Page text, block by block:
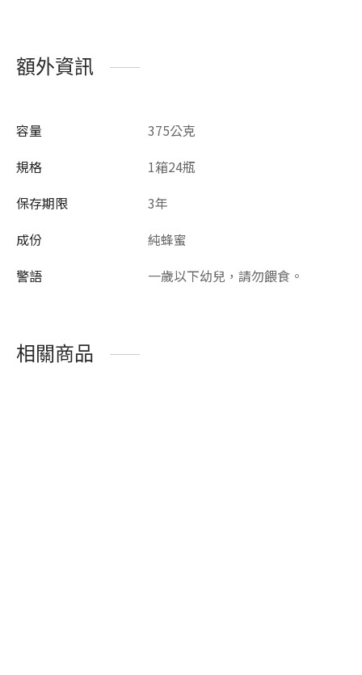
額外資訊
容量
375公克
規格
1箱24瓶
保存期限
3年
成份
純蜂蜜
警語
一歲以下幼兒，請勿餵食。
相關商品